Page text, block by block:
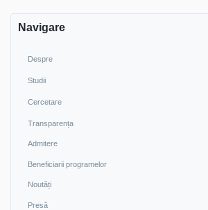
Navigare
Despre
Studii
Cercetare
Transparența
Admitere
Beneficiarii programelor
Noutăți
Presă